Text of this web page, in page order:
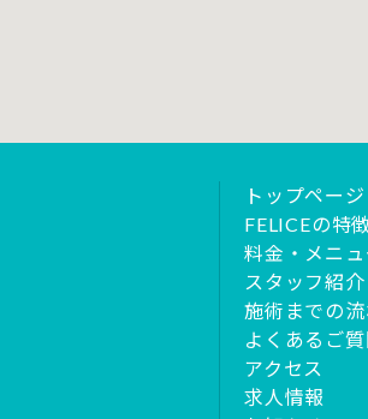
トップページ
FELICEの特
料金・メニュ
スタッフ紹介
施術までの
よくあるご質
アクセス
求人情報